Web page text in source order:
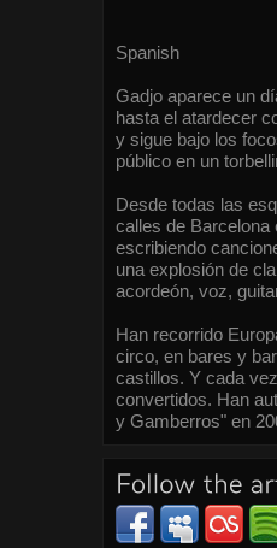
Spanish
Gadjo aparece un
hasta el atardecer
y sigue bajo los
público en un
Desde todas las
calles de Barcelona
escribiendo
una explosión de
acordeón, voz,
Han recorrido
circo, en bares y
castillos. Y cada
convertidos. Han
y Gamberros" en